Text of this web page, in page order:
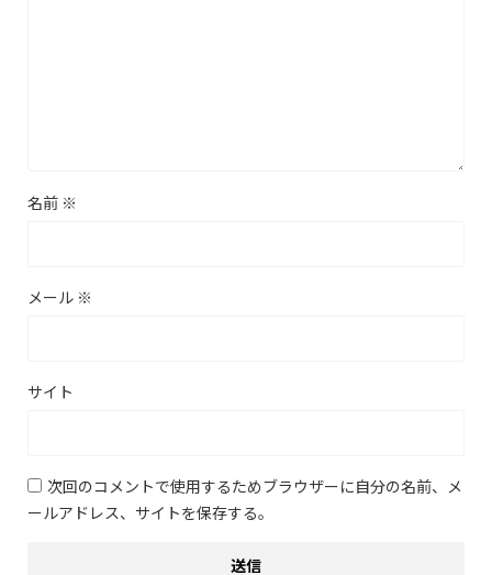
名前 ※
メール ※
サイト
次回のコメントで使用するためブラウザーに自分の名前、メ
ールアドレス、サイトを保存する。